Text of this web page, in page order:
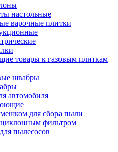
настольные
варочные плитки
товары к газовым плиткам
швабры
автомобиля
для сбора пыли
фильтром
пылесосов